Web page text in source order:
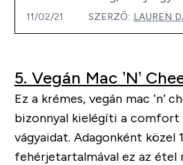
11/02/21 SZERZŐ: LAUREN
5. Vegán Mac ’N’
Ez a krémes, vegán mac ’n’
bizonnyal kielégíti a
vágyaidat. Adagonként közel
fehérjetartalmával ez az étel